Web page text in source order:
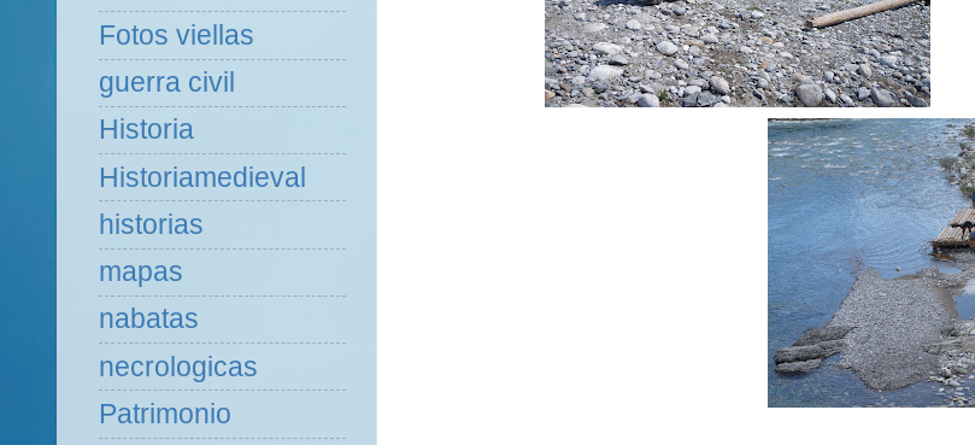
Fotos viellas
guerra civil
Historia
Historiamedieval
historias
mapas
nabatas
necrologicas
Patrimonio